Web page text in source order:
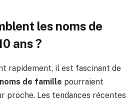
les noms de
ans ?
rapidement, il est fascinant de
noms de famille pourraient
proche. Les tendances récentes